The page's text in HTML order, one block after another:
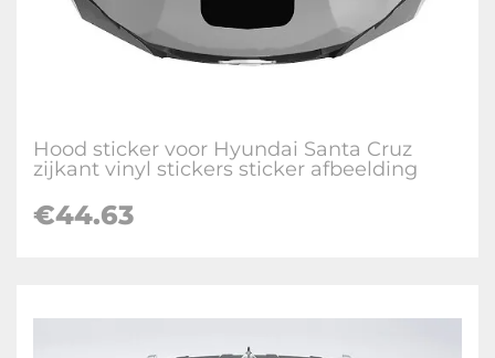
Hood sticker voor Hyundai Santa Cruz
zijkant vinyl stickers sticker afbeelding
€44.63